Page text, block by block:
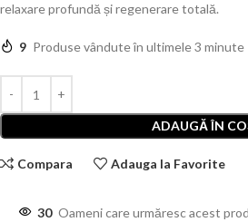
relaxare profundă și regenerare totală.
9 Produse vândute în ultimele 3 minute
ADAUGĂ ÎN
Compara Adauga la Favorite
30 Oameni care urmăresc acest